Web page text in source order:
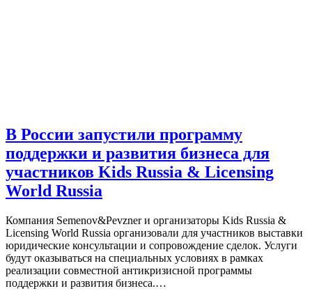
В России запустили программу
поддержки и развития бизнеса для
участников Kids Russia & Licensing
World Russia
Компания Semenov&Pevzner и организаторы Kids Russia &
Licensing World Russia организовали для участников выставки
юридические консультации и сопровождение сделок. Услуги
будут оказываться на специальных условиях в рамках
реализации совместной антикризисной программы
поддержки и развития бизнеса.…